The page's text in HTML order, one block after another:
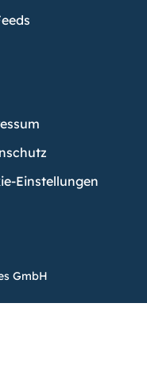
Einstellungen
GmbH